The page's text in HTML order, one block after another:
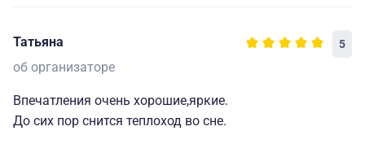
Татьяна 5
об организаторе
Впечатления очень хорошие,яркие.
До сих пор снится теплоход во сне.